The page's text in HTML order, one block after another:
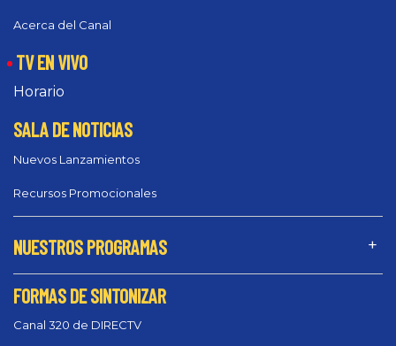
Acerca del Canal
TV EN VIVO
Horario
SALA DE NOTICIAS
Nuevos Lanzamientos
Recursos Promocionales
NUESTROS PROGRAMAS
FORMAS DE SINTONIZAR
Canal 320 de DIRECTV